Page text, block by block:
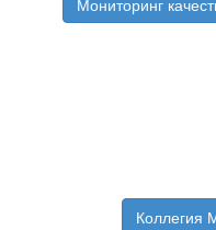
Мониторинг
Коллегия